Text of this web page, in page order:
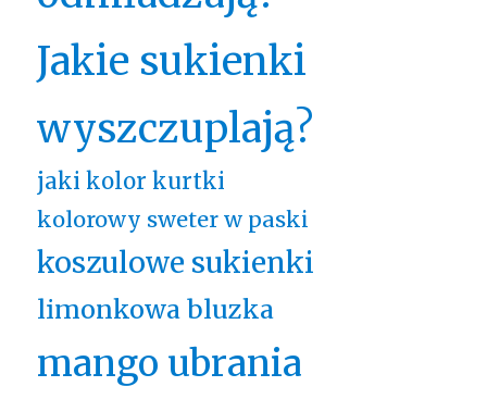
Jakie sukienki
wyszczuplają?
jaki kolor kurtki
kolorowy sweter w paski
koszulowe sukienki
limonkowa bluzka
mango ubrania